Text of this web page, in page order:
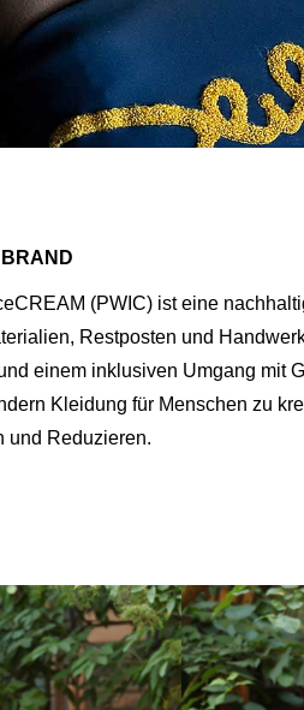
(PWIC) ist eine
Restposten und
einem inklusiven Umgang mit
Kleidung für Menschen zu
und Reduzieren.